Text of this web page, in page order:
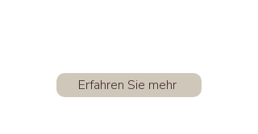
Erfahren Sie mehr